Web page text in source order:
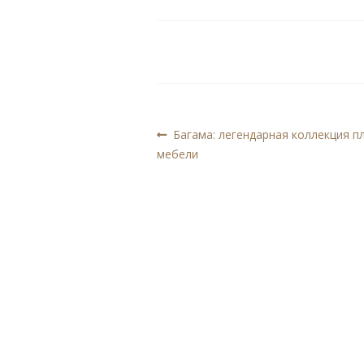
Навигация
по
Предыдущая
запись:
Багама: легендарная коллекция
мебели